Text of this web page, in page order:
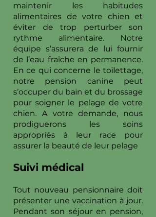
maintenir les habitudes
alimentaires de votre chien et
éviter de trop perturber son
rythme alimentaire. Notre
équipe s’assurera de lui fournir
de l’eau fraîche en permanence.
En ce qui concerne le toilettage,
notre pension canine peut
s’occuper du bain et du brossage
pour soigner le pelage de votre
chien. A votre demande, nous
prodiguerons les soins
appropriés à leur race pour
assurer la beauté de leur pelage
Suivi médical
Tout nouveau pensionnaire doit
présenter une vaccination à jour.
Pendant son séjour en pension,